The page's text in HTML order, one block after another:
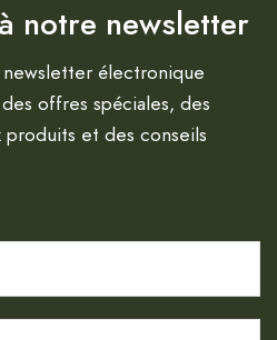
notre newsletter
électronique
offres spéciales, des
produits et des conseils